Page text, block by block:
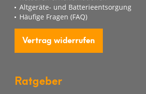
Altgeräte- und Batterieentsorgung
Häufige Fragen (FAQ)
Vertrag widerrufen
Ratgeber